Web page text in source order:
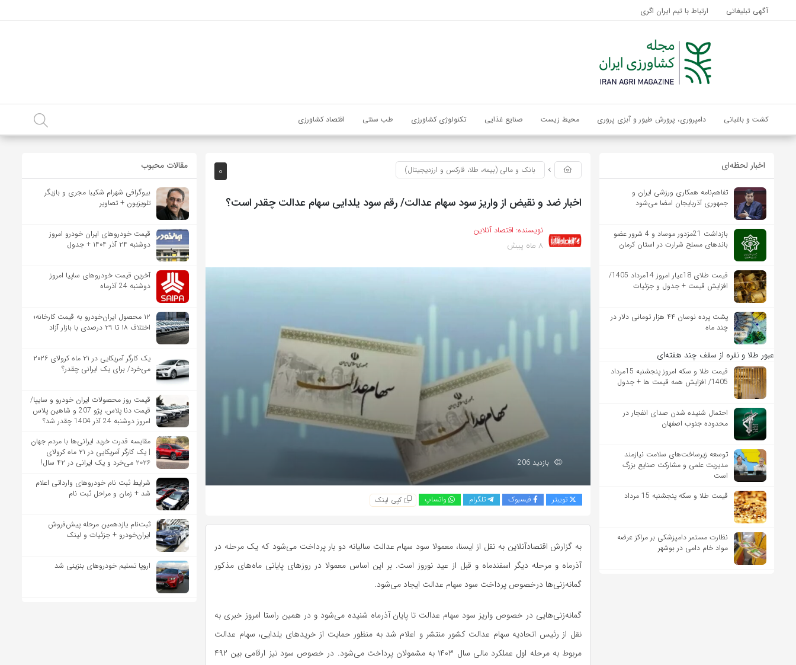
آگهی تبلیغاتی ارتباط با تیم ایران اگری
کشت و باغبانی دامپروری، پرورش طیور و آبزی پروری محیط زیست صنایع غذایی تکنولوژی کشاورزی طب سنتی اقتصاد کشاورزی
اخبار لحظه‌ای
تفاهم‌نامه همکاری ورزشی ایران و
جمهوری آذربایجان امضا می‌شود
بازداشت 21مزدور موساد و 4 شرور عضو
باندهای مسلح شرارت در استان کرمان
قیمت طلای 18عیار امروز 14مرداد 1405/
افزایش قیمت + جدول و جزئیات
پشت پرده نوسان ۴۴ هزار تومانی دلار در
چند ماه
عبور طلا و نقره از سقف چند هفته‌ای
قیمت طلا و سکه امروز پنجشنبه 15مرداد
1405/ افزایش همه قیمت ها + جدول
احتمال شنیده شدن صدای انفجار در
محدوده جنوب اصفهان
توسعه زیرساخت‌های سلامت نیازمند
مدیریت علمی و مشارکت صنایع بزرگ
است
قیمت طلا و سکه پنجشنبه 15 مرداد
نظارت مستمر دامپزشکی بر مراکز عرضه
مواد خام دامی در بوشهر
0 بانک و مالی (بیمه، طلا، فارکس و ارزدیجیتال)
اخبار ضد و نقیض از واریز سود سهام عدالت/ رقم سود یلدایی سهام عدالت چقدر است؟
نویسنده: اقتصاد آنلاین
8 ماه پیش
بازدید 206
توییتر فیسبوک تلگرام واتساپ کپی لینک
به گزارش اقتصادآنلاین به نقل از ایسنا، معمولا سود سهام عدالت سالیانه دو بار پرداخت می‌شود که یک مرحله در
آذرماه و مرحله دیگر اسفندماه و قبل از عید نوروز است. بر این اساس معمولا در روز‌های پایانی ماه‌های مذکور
گمانه‌زنی‌ها درخصوص پرداخت سود سهام عدالت ایجاد می‌شود.
گمانه‌زنی‌هایی در خصوص واریز سود سهام عدالت تا پایان آذرماه شنیده می‌شود و در همین راستا امروز خبری به
نقل از رئیس اتحادیه سهام عدالت کشور منتشر و اعلام شد به منظور حمایت از خرید‌های یلدایی، سهام عدالت
مربوط به مرحله اول عملکرد مالی سال ۱۴۰۳ به مشمولان پرداخت می‌شود. در خصوص سود نیز ارقامی بین ۴۹۲
مقالات محبوب
بیوگرافی شهرام شکیبا مجری و بازیگر
تلویزیون + تصاویر
قیمت خودرو‌های ایران خودرو امروز
دوشنبه ۲۴ آذر ۱۴۰۴ + جدول
آخرین قیمت خودروهای ساپیا امروز
دوشنبه 24 آذرماه
۱۲ محصول ایران‌خودرو به قیمت کارخانه؛
اختلاف ۱۸ تا ۲۹ درصدی با بازار آزاد
یک کارگر آمریکایی در ۲۱ ماه کرولای ۲۰۲۶
می‌خرد/ برای یک ایرانی چقدر؟
قیمت روز محصولات ایران خودرو و سایپا/
قیمت دنا پلاس، پژو 207 و شاهین پلاس
امروز دوشنبه 24 آذر 1404 چقدر شد؟
مقایسه قدرت خرید ایرانی‌ها با مردم جهان
| یک کارگر آمریکایی در ۲۱ ماه کرولای
۲۰۲۶ می‌خرد و یک ایرانی در ۴۲ سال!
شرایط ثبت نام خودروهای وارداتی اعلام
شد + زمان و مراحل ثبت نام
ثبت‌نام یازدهمین مرحله پیش‌فروش
ایران‌خودرو + جزئیات و لینک
اروپا تسلیم خودروهای بنزینی شد